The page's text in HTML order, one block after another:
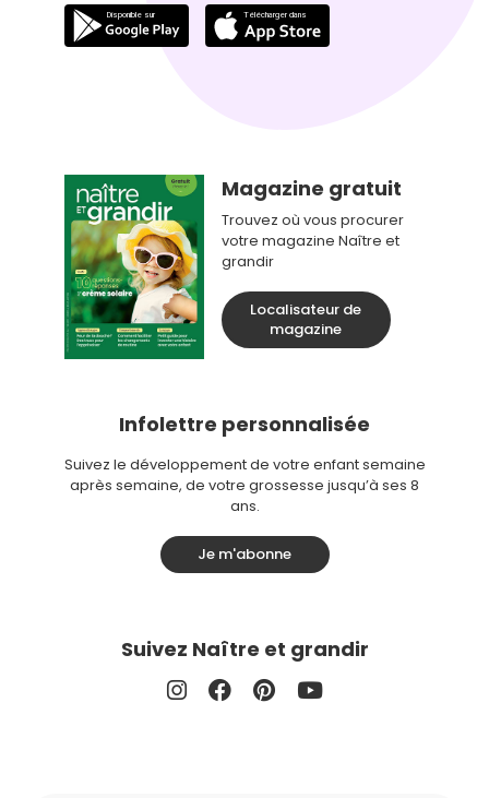
Magazine gratuit
Trouvez où vous procurer
votre magazine Naître et
grandir
Localisateur de
magazine
Infolettre personnalisée
Suivez le développement de votre enfant semaine
après semaine, de votre grossesse jusqu’à ses 8
ans.
Je m'abonne
Suivez Naître et grandir